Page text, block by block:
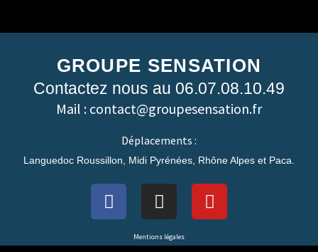
GROUPE SENSATION
Contactez nous au 06.07.08.10.49
Mail : contact@groupesensation.fr
Déplacements :
Languedoc Roussillon, Midi Pyrénées, Rhône Alpes et Paca.
Mentions légales